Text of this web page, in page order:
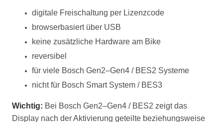
digitale Freischaltung per Lizenzcode
browserbasiert über USB
keine zusätzliche Hardware am Bike
reversibel
für viele Bosch Gen2–Gen4 / BES2 Systeme
nicht für Bosch Smart System / BES3
Wichtig: Bei Bosch Gen2–Gen4 / BES2 zeigt das
Display nach der Aktivierung geteilte beziehungsweise